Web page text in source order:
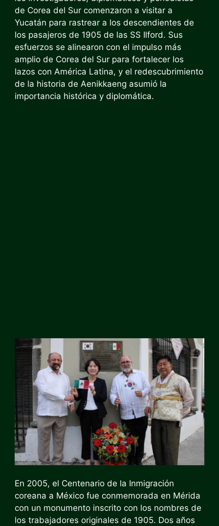
de Corea del Sur comenzaron a visitar a
Yucatán para rastrear a los descendientes de
los pasajeros de 1905 de las SS Ilford. Sus
esfuerzos se alinearon con el impulso más
amplio de Corea del Sur para fortalecer los
lazos con América Latina, y el redescubrimiento
de la historia de Aenikkaeng asumió la
importancia histórica y diplomática.
En 2005, el Centenario de la Inmigración
coreana a México fue conmemorada en Mérida
con un monumento inscrito con los nombres de
los trabajadores originales de 1905. Dos años